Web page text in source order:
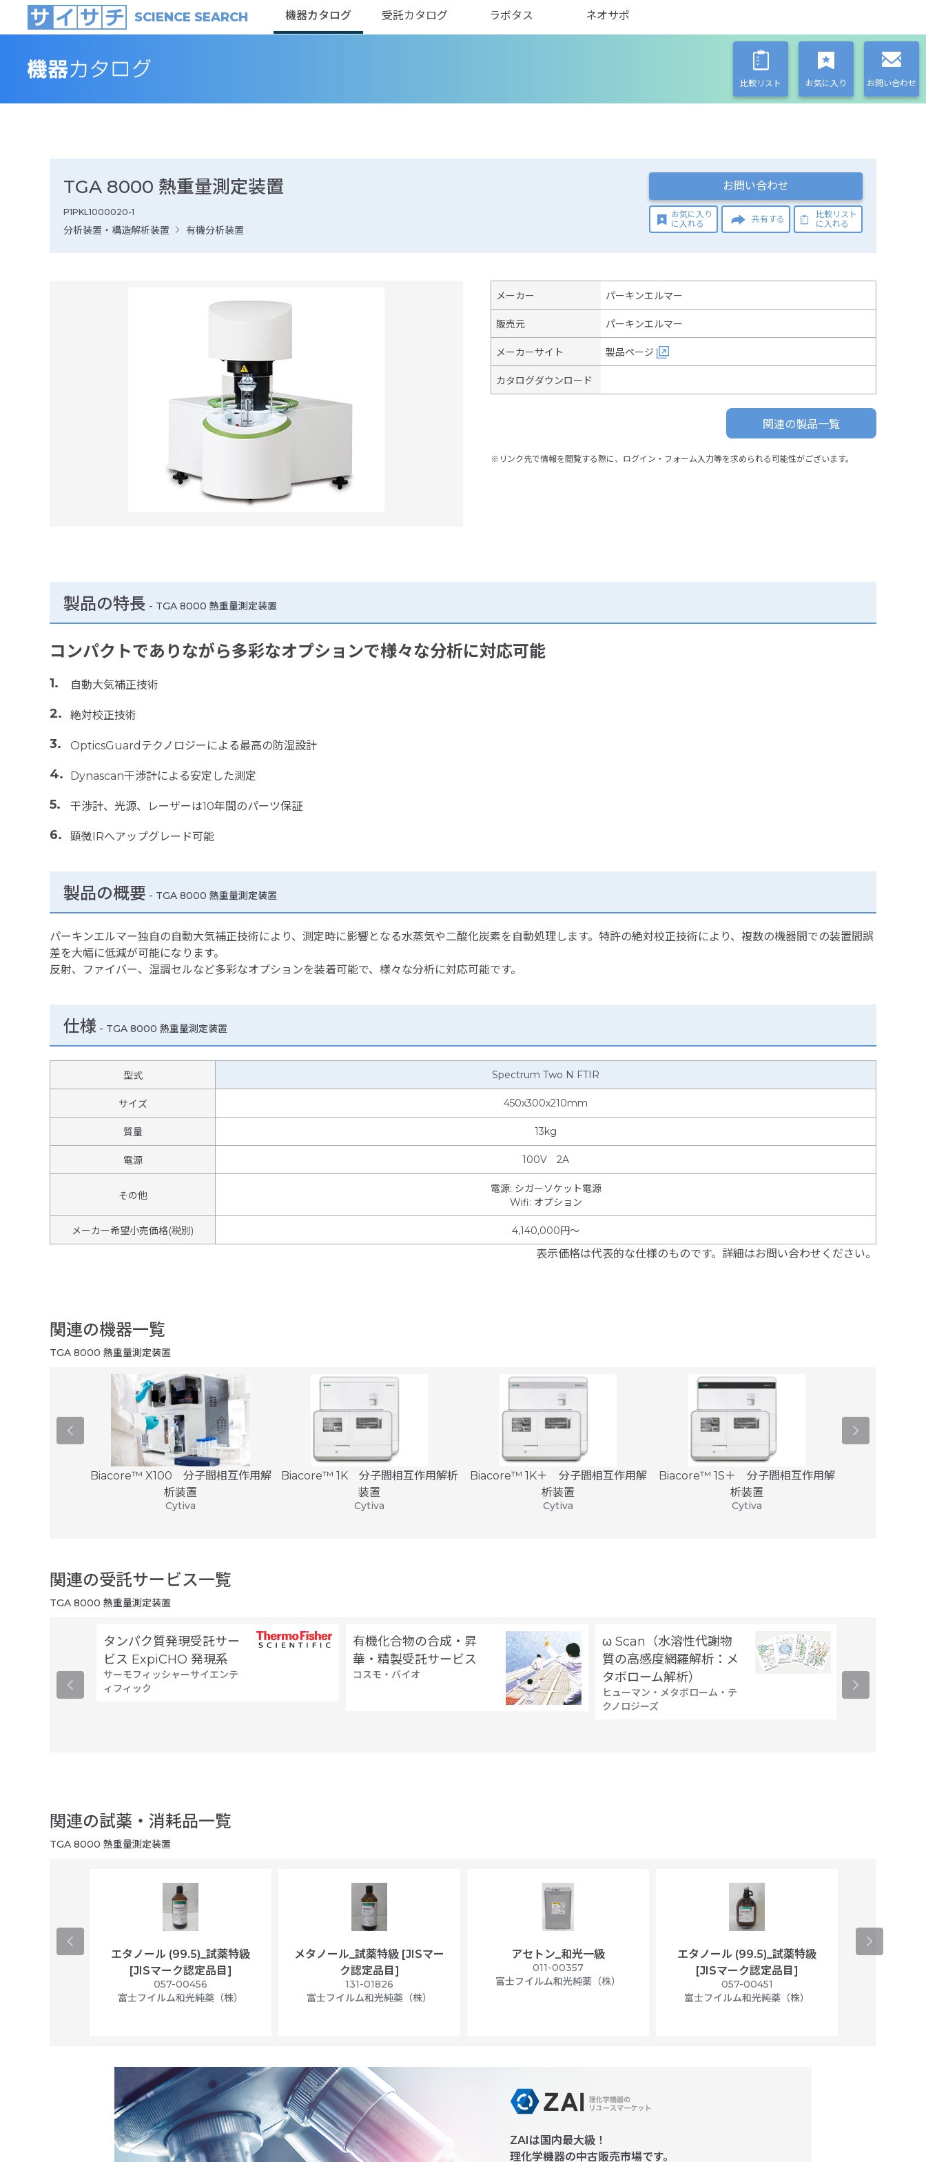
SCIENCE SEARCH 機器カタログ 受託カタログ ラボタス ネオサポ
比較リスト お気に入り お問い合わせ
TGA 8000 熱重量測定装置
P1PKL1000020-1
分析装置・構造解析装置 有機分析装置
お問い合わせ
お気に入り
に入れる
共有する
比較リスト
に入れる
メーカー パーキンエルマー
販売元 パーキンエルマー
メーカーサイト 製品ページ
カタログダウンロード
関連の製品一覧
※リンク先で情報を閲覧する際に、ログイン・フォーム入力等を求められる可能性がございます。
製品の特長 - TGA 8000 熱重量測定装置
コンパクトでありながら多彩なオプションで様々な分析に対応可能
自動大気補正技術
絶対校正技術
OpticsGuardテクノロジーによる最高の防湿設計
Dynascan干渉計による安定した測定
干渉計、光源、レーザーは10年間のパーツ保証
顕微IRへアップグレード可能
製品の概要 - TGA 8000 熱重量測定装置
パーキンエルマー独自の自動大気補正技術により、測定時に影響となる水蒸気や二酸化炭素を自動処理します。特許の絶対校正技術により、複数の機器間での装置間誤
差を大幅に低減が可能になります。
反射、ファイバー、温調セルなど多彩なオプションを装着可能で、様々な分析に対応可能です。
仕様 - TGA 8000 熱重量測定装置
型式 Spectrum Two N FTIR
サイズ 450x300x210mm
質量 13kg
電源 100V 2A
その他
電源: シガーソケット電源
Wifi: オプション
メーカー希望小売価格(税別) 4,140,000円〜
表示価格は代表的な仕様のものです。詳細はお問い合わせください。
関連の機器一覧
TGA 8000 熱重量測定装置
Biacore™ X100 分子間相互作用解
析装置
Cytiva
Biacore™ 1K 分子間相互作用解析
装置
Cytiva
Biacore™ 1K＋ 分子間相互作用解
析装置
Cytiva
Biacore™ 1S＋ 分子間相互作用解
析装置
Cytiva
関連の受託サービス一覧
TGA 8000 熱重量測定装置
タンパク質発現受託サー
ビス ExpiCHO 発現系
サーモフィッシャーサイエンテ
ィフィック
有機化合物の合成・昇
華・精製受託サービス
コスモ・バイオ
ω Scan（水溶性代謝物
質の高感度網羅解析：メ
タボローム解析）
ヒューマン・メタボローム・テ
クノロジーズ
解析サービス
創晶
関連の試薬・消耗品一覧
TGA 8000 熱重量測定装置
エタノール (99.5)_試薬特級
[JISマーク認定品目]
057-00456
富士フイルム和光純薬（株）
メタノール_試薬特級 [JISマー
ク認定品目]
131-01826
富士フイルム和光純薬（株）
アセトン_和光一級
011-00357
富士フイルム和光純薬（株）
エタノール (99.5)_試薬特級
[JISマーク認定品目]
057-00451
富士フイルム和光純薬（株）
アセトニト
ZAIは国内最大級！
理化学機器の中古販売市場です。